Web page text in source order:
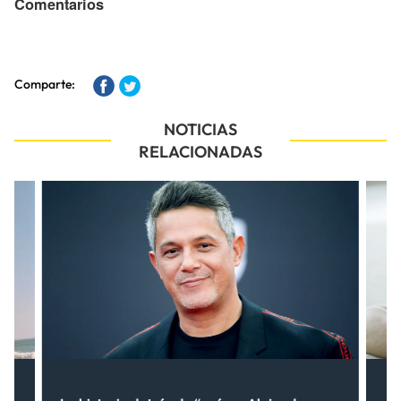
Comparte:
NOTICIAS
RELACIONADAS